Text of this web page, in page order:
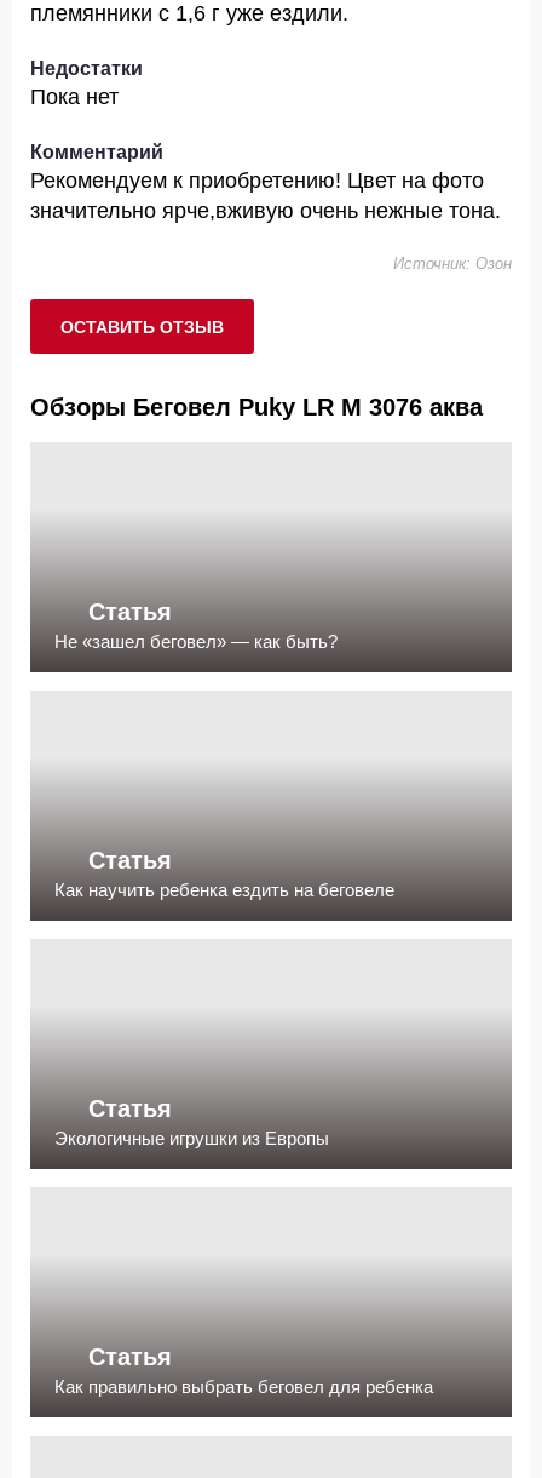
племянники с 1,6 г уже ездили.
Недостатки
Пока нет
Комментарий
Рекомендуем к приобретению! Цвет на фото
значительно ярче,вживую очень нежные тона.
Источник: Озон
ОСТАВИТЬ ОТЗЫВ
Обзоры Беговел Puky LR M 3076 аква
Статья
Не «зашел беговел» — как быть?
Статья
Как научить ребенка ездить на беговеле
Статья
Экологичные игрушки из Европы
Статья
Как правильно выбрать беговел для ребенка